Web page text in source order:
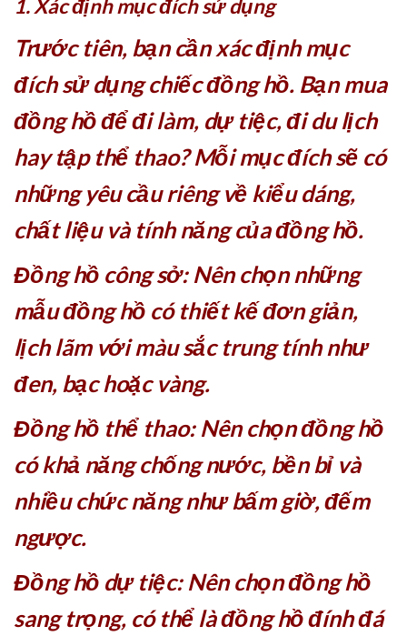
1. Xác định mục đích sử dụng
Trước tiên, bạn cần xác định mục
đích sử dụng chiếc đồng hồ. Bạn mua
đồng hồ để đi làm, dự tiệc, đi du lịch
hay tập thể thao? Mỗi mục đích sẽ có
những yêu cầu riêng về kiểu dáng,
chất liệu và tính năng của đồng hồ.
Đồng hồ công sở: Nên chọn những
mẫu đồng hồ có thiết kế đơn giản,
lịch lãm với màu sắc trung tính như
đen, bạc hoặc vàng.
Đồng hồ thể thao: Nên chọn đồng hồ
có khả năng chống nước, bền bỉ và
nhiều chức năng như bấm giờ, đếm
ngược.
Đồng hồ dự tiệc: Nên chọn đồng hồ
sang trọng, có thể là đồng hồ đính đá